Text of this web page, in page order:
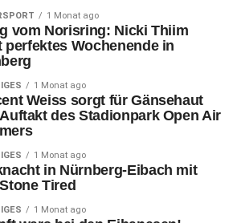
1 Monat ago
vom Norisring: Nicki Thiim
perfektes Wochenende in
1 Monat ago
Weiss sorgt für Gänsehaut
des Stadionpark Open Air
1 Monat ago
in Nürnberg-Eibach mit
Tired
1 Monat ago